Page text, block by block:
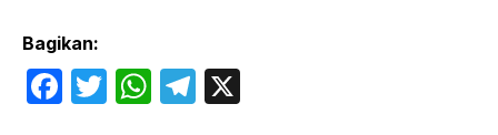
Bagikan:
F
T
W T